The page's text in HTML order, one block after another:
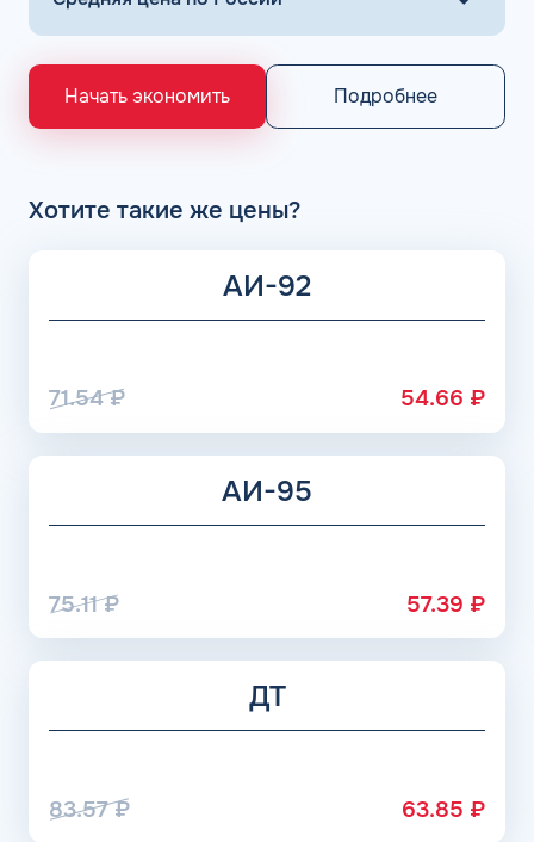
выпускающие лучшее топливо в стране экологического
класса Евро 5: ООО «Газпром добыча Астрахань» ПАО
«Газпром», Рязанский НПЗ, Саратовский НПЗ, Уфимский
НПЗ группы Роснефть. АЗС Flash и АГЗС компании
Начать экономить Подробнее
Хотите такие же цены?
АИ-92
71.54₽ 54.66 ₽
АИ-95
75.11₽ 57.39 ₽
ДТ
83.57₽ 63.85 ₽